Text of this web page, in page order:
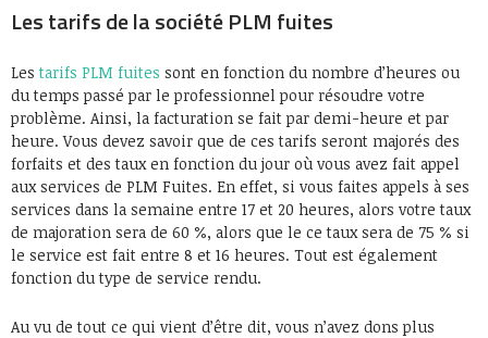
Les tarifs de la société PLM fuites
Lestarifs PLM fuites sont en fonction du nombre d’heures ou
du temps passé par le professionnel pour résoudre votre
problème. Ainsi, la facturation se fait par demi-heure et par
heure. Vous devez savoir que de ces tarifs seront majorés des
forfaits et des taux en fonction du jour où vous avez fait appel
aux services de PLM Fuites. En effet, si vous faites appels à ses
services dans la semaine entre 17 et 20 heures, alors votre taux
de majoration sera de 60 %, alors que le ce taux sera de 75 % si
le service est fait entre 8 et 16 heures. Tout est également
fonction du type de service rendu.
Au vu de tout ce qui vient d’être dit, vous n’avez dons plus